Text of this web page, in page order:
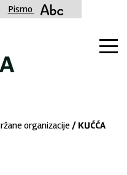
organizacije / KUĆĆA
Pismo